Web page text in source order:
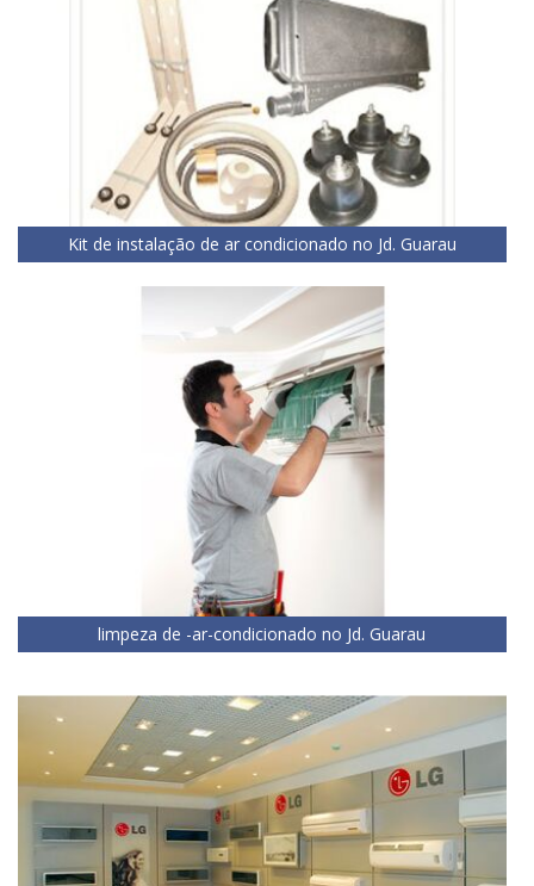
Kit de instalação de ar condicionado no Jd. Guarau
limpeza de -ar-condicionado no Jd. Guarau